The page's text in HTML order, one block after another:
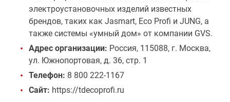
электроустановочных изделий известных
брендов, таких как Jasmart, Eco Profi и JUNG, а
также системы «умный дом» от компании GVS.
Адрес организации: Россия, 115088, г. Москва,
ул. Южнопортовая, д. 36, стр. 1
Телефон: 8 800 222-1167
Сайт: https://tdecoprofi.ru